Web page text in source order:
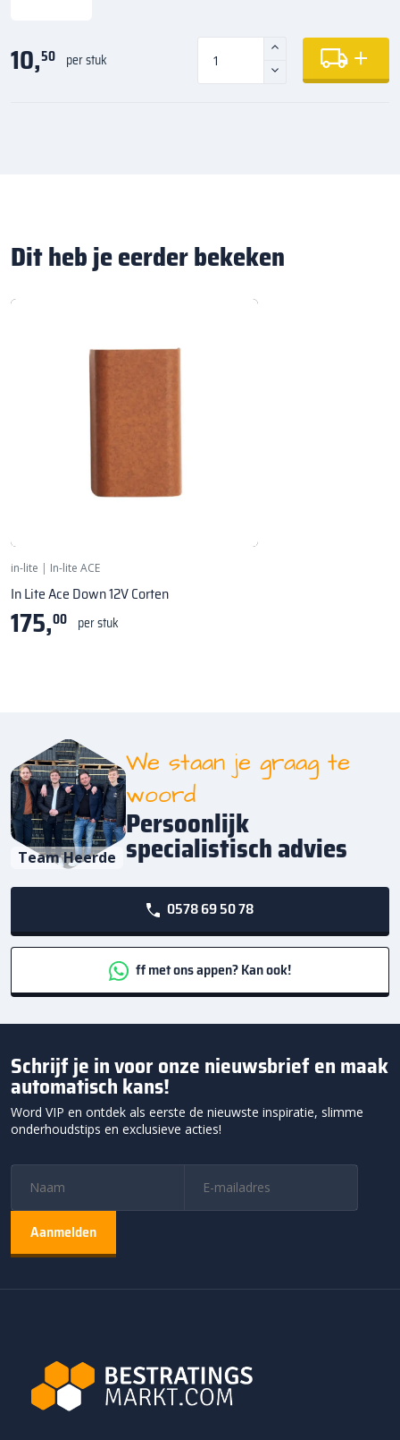
10,50 per stuk
Dit heb je eerder bekeken
in-lite | In-lite ACE
In Lite Ace Down 12V Corten
175,00 per stuk
Team Heerde
We staan je graag te
woord
Persoonlijk
specialistisch advies
0578 69 50 78
ff met ons appen? Kan ook!
Schrijf je in voor onze nieuwsbrief en maak
automatisch kans!
Word VIP en ontdek als eerste de nieuwste inspiratie, slimme
onderhoudstips en exclusieve acties!